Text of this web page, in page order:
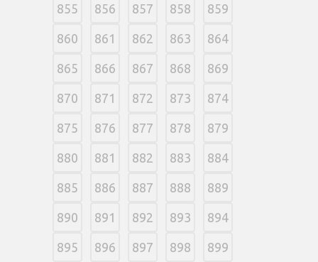
855 856 857 858 859
860 861 862 863 864
865 866 867 868 869
870 871 872 873 874
875 876 877 878 879
880 881 882 883 884
885 886 887 888 889
890 891 892 893 894
895 896 897 898 899